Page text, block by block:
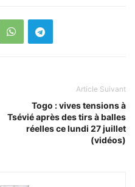
Article Suivant
Togo : vives tensions à
Tsévié après des tirs à balles
réelles ce lundi 27 juillet
(vidéos)